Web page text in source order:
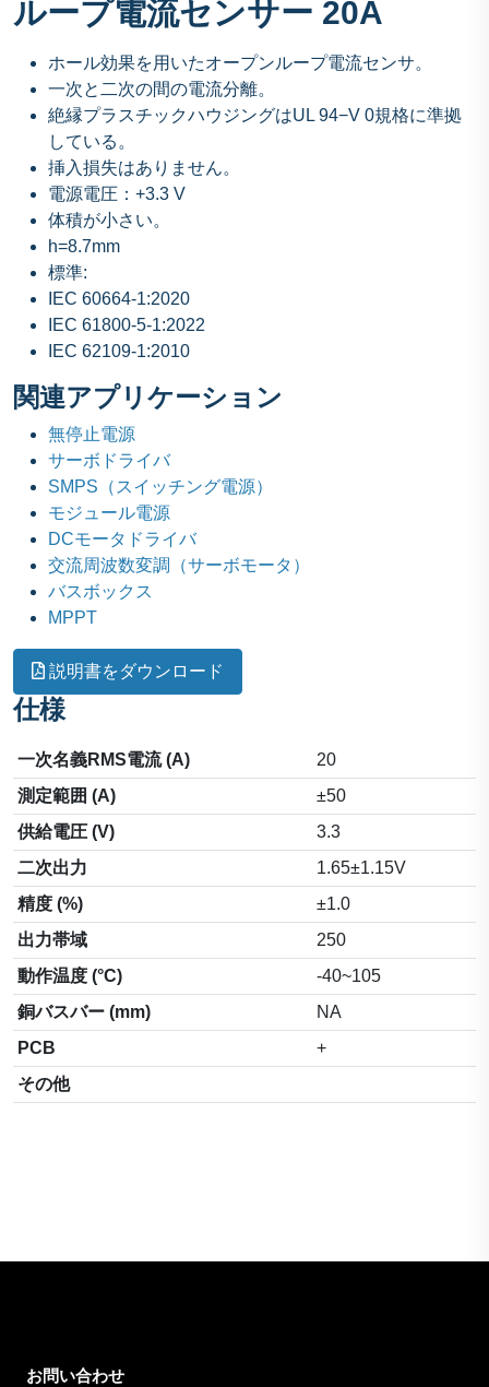
ループ電流センサー 20A
ホール効果を用いたオープンループ電流センサ。
一次と二次の間の電流分離。
絶縁プラスチックハウジングはUL 94−V 0規格に準拠
している。
挿入損失はありません。
電源電圧：+3.3 V
体積が小さい。
h=8.7mm
標準:
IEC 60664-1:2020
IEC 61800-5-1:2022
IEC 62109-1:2010
関連アプリケーション
無停止電源
サーボドライバ
SMPS（スイッチング電源）
モジュール電源
DCモータドライバ
交流周波数変調（サーボモータ）
バスボックス
MPPT
説明書をダウンロード
仕様
一次名義RMS電流 (A)
20
測定範囲 (A)
±50
供給電圧 (V)
3.3
二次出力
1.65±1.15V
精度 (%)
±1.0
出力帯域
250
動作温度 (°C)
-40~105
銅バスバー (mm)
NA
PCB
+
その他
お問い合わせ